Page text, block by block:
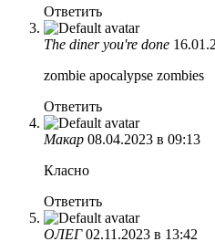
Ответить
The diner you're done
zombie apocalypse zombies
Ответить
Макар 08.04.2023 в 09:13
Класно
Ответить
ОЛЕГ 02.11.2023 в 13:42